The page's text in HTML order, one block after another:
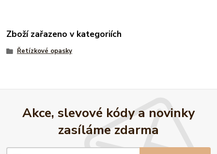
Zboží zařazeno v kategoriích
Řetízkové opasky
Akce, slevové kódy a novinky
zasíláme zdarma